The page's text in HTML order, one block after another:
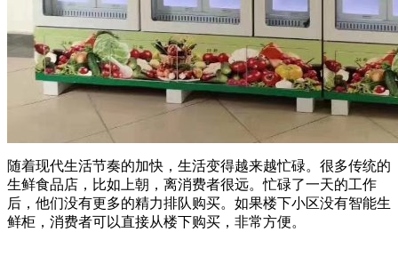
随着现代生活节奏的加快，生活变得越来越忙碌。很多传统的
生鲜食品店，比如上朝，离消费者很远。忙碌了一天的工作
后，他们没有更多的精力排队购买。如果楼下小区没有智能生
鲜柜，消费者可以直接从楼下购买，非常方便。